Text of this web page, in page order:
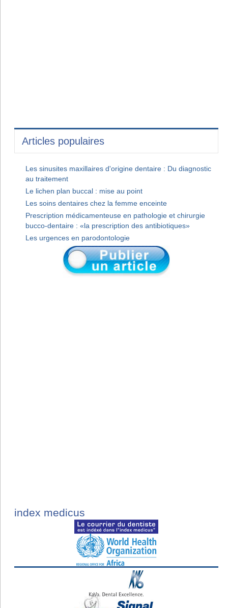
Articles populaires
Les sinusites maxillaires d'origine dentaire : Du diagnostic
au traitement
Le lichen plan buccal : mise au point
Les soins dentaires chez la femme enceinte
Prescription médicamenteuse en pathologie et chirurgie
bucco-dentaire : «la prescription des antibiotiques»
Les urgences en parodontologie
index medicus